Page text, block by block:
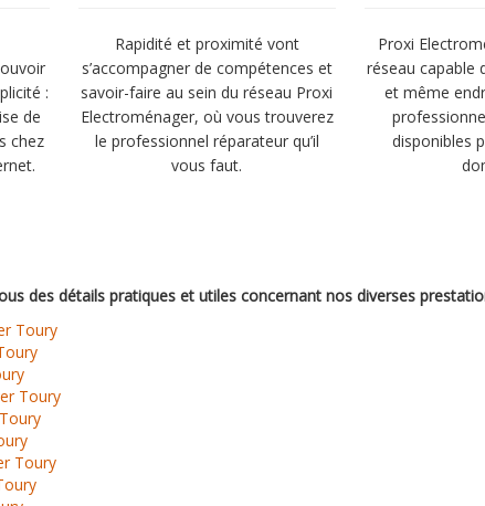
:
de
chez
Rapidité et proximité vont
s’accompagner de compétences et
savoir-faire au sein du réseau Proxi
Electroménager, où vous trouverez
le professionnel réparateur qu’il
vous faut.
Proxi
réseau capable
et même
disponibles
des détails pratiques et utiles concernant nos diverses
Toury
Toury
Toury